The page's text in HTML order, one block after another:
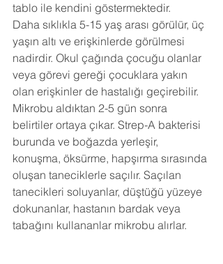
tablo ile kendini göstermektedir.
Daha sıklıkla 5-15 yaş arası görülür, üç
yaşın altı ve erişkinlerde görülmesi
nadirdir. Okul çağında çocuğu olanlar
veya görevi gereği çocuklara yakın
olan erişkinler de hastalığı geçirebilir.
Mikrobu aldıktan 2-5 gün sonra
belirtiler ortaya çıkar. Strep-A bakterisi
burunda ve boğazda yerleşir,
konuşma, öksürme, hapşırma sırasında
oluşan taneciklerle saçılır. Saçılan
tanecikleri soluyanlar, düştüğü yüzeye
dokunanlar, hastanın bardak veya
tabağını kullananlar mikrobu alırlar.